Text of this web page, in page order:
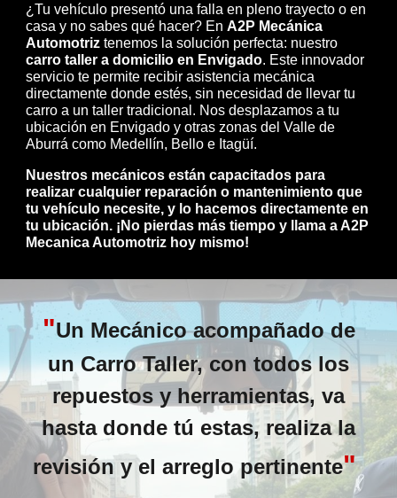
¿Tu vehículo presentó una falla en pleno trayecto o en
casa y no sabes qué hacer? EnA2P Mecánica
Automotriz tenemos la solución perfecta: nuestro
carro taller a domicilio en Envigado. Este innovador
servicio te permite recibir asistencia mecánica
directamente donde estés, sin necesidad de llevar tu
carro a un taller tradicional. Nos desplazamos a tu
ubicación en Envigado y otras zonas del Valle de
Aburrá como Medellín, Bello e Itagüí.
Nuestros mecánicos están capacitados para
realizar cualquier reparación o mantenimiento que
tu vehículo necesite, y lo hacemos directamente en
tu ubicación. ¡No pierdas más tiempo y llama a A2P
Mecanica Automotriz hoy mismo!
"Un Mecánico acompañado de
un Carro Taller, con todos los
repuestos y herramientas, va
hasta donde tú estas, realiza la
revisión y el arreglo pertinente"